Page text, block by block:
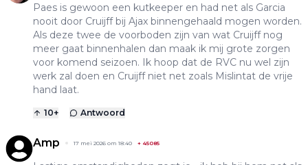
Paes is gewoon een kutkeeper en had net als Garcia
nooit door Cruijff bij Ajax binnengehaald mogen worden.
Als deze twee de voorboden zijn van wat Cruijff nog
meer gaat binnenhalen dan maak ik mij grote zorgen
voor komend seizoen. Ik hoop dat de RVC nu wel zijn
werk zal doen en Cruijff niet net zoals Mislintat de vrije
hand laat.
10+ Antwoord
Amp 17 mei 2026 om 18:40 + 45085